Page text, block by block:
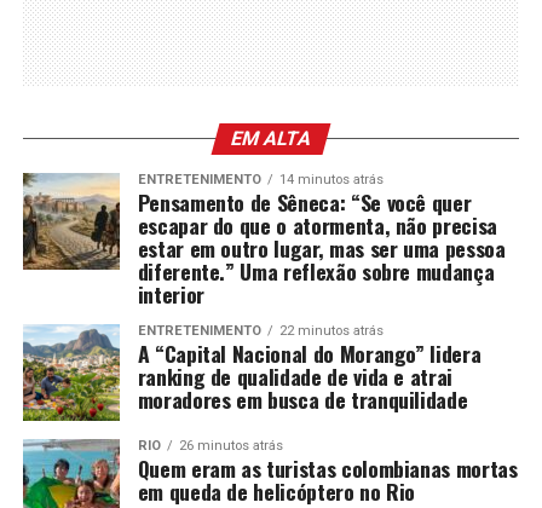
EM ALTA
ENTRETENIMENTO 14 minutos atrás
Pensamento de Sêneca: “Se você quer
escapar do que o atormenta, não precisa
estar em outro lugar, mas ser uma pessoa
diferente.” Uma reflexão sobre mudança
interior
ENTRETENIMENTO 22 minutos atrás
A “Capital Nacional do Morango” lidera
ranking de qualidade de vida e atrai
moradores em busca de tranquilidade
RIO 26 minutos atrás
Quem eram as turistas colombianas mortas
em queda de helicóptero no Rio